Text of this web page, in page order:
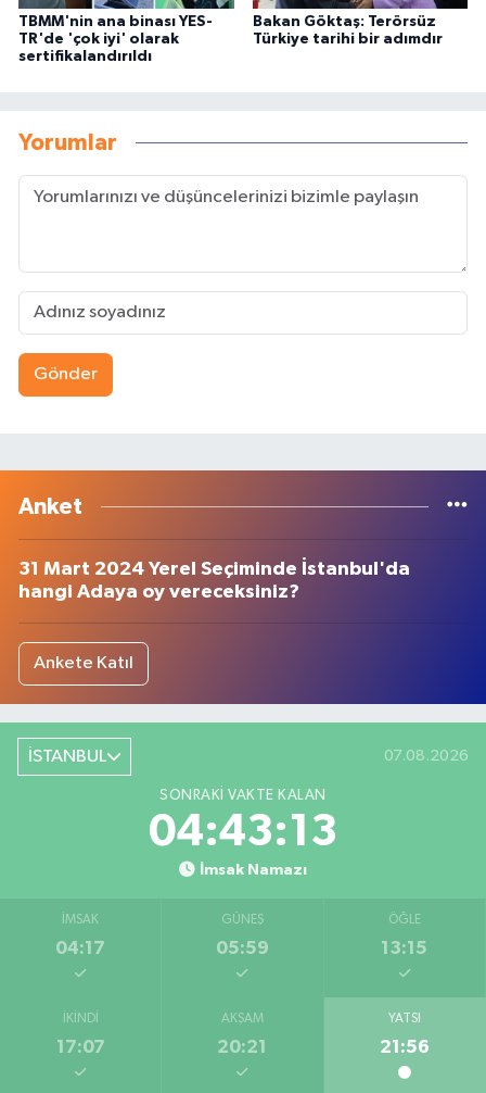
TBMM'nin ana binası YES-
TR'de 'çok iyi' olarak
sertifikalandırıldı
Bakan Göktaş: Terörsüz
Türkiye tarihi bir adımdır
Yorumlar
Gönder
Anket
31 Mart 2024 Yerel Seçiminde İstanbul'da
hangi Adaya oy vereceksiniz?
Ankete Katıl
İSTANBUL 07.08.2026
SONRAKI VAKTE KALAN
04:43:12
İmsak Namazı
İMSAK
04:17
GÜNEŞ
05:59
ÖĞLE
13:15
İKINDI
17:07
AKŞAM
20:21
YATSI
21:56